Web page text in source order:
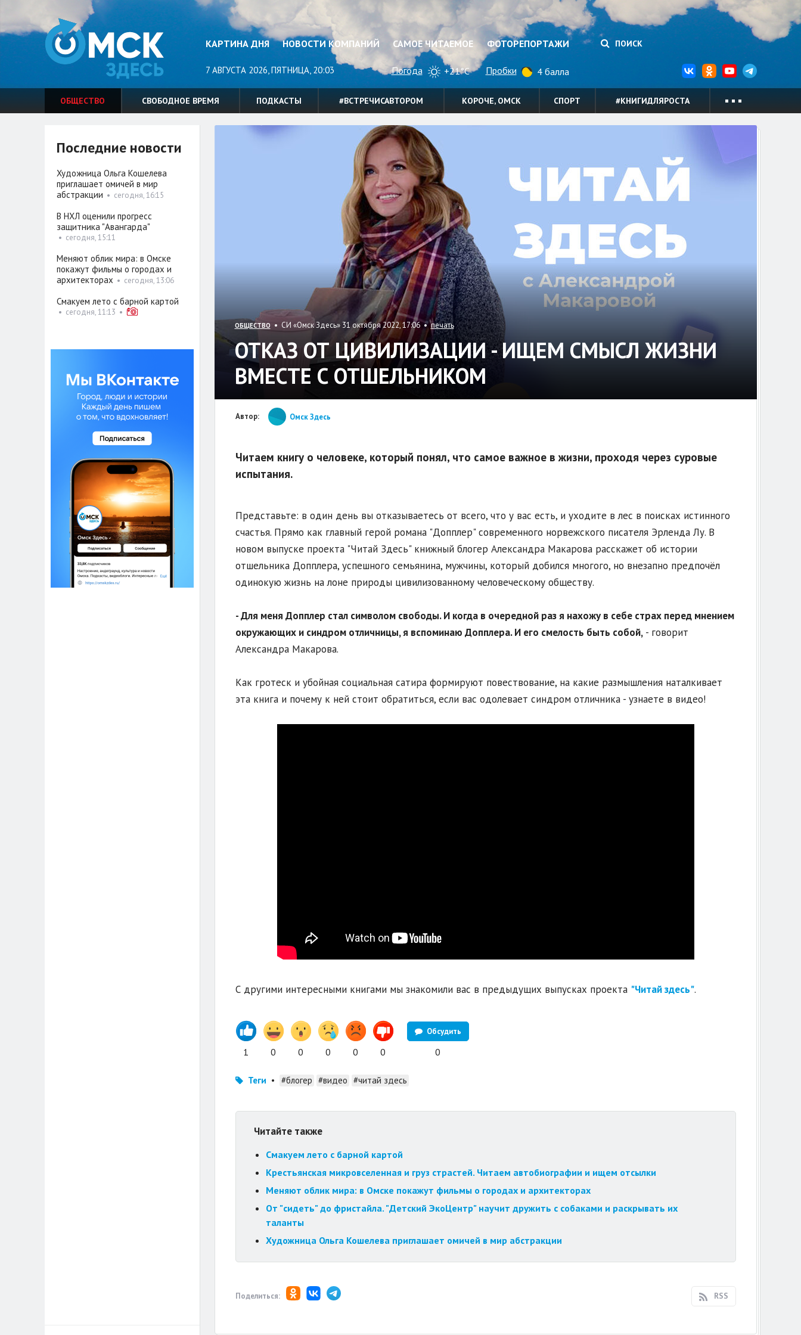
КАРТИНА ДНЯ НОВОСТИ КОМПАНИЙ САМОЕ ЧИТАЕМОЕ ФОТОРЕПОРТАЖИ ПОИСК
7 АВГУСТА 2026, ПЯТНИЦА, 20:03 Погода +21°C Пробки 4 балла
ОБЩЕСТВО СВОБОДНОЕ ВРЕМЯ ПОДКАСТЫ #ВСТРЕЧИСАВТОРОМ КОРОЧЕ, ОМСК СПОРТ #КНИГИДЛЯРОСТА
ОБЩЕСТВО • СИ «Омск Здесь» 31 октября 2022, 17:06 •печать
ОТКАЗ ОТ ЦИВИЛИЗАЦИИ - ИЩЕМ СМЫСЛ ЖИЗНИ
ВМЕСТЕ С ОТШЕЛЬНИКОМ
Автор: Омск Здесь
Читаем книгу о человеке, который понял, что самое важное в жизни, проходя через суровые
испытания.
Представьте: в один день вы отказываетесь от всего, что у вас есть, и уходите в лес в поисках истинного
счастья. Прямо как главный герой романа "Допплер" современного норвежского писателя Эрленда Лу. В
новом выпуске проекта "Читай Здесь" книжный блогер Александра Макарова расскажет об истории
отшельника Допплера, успешного семьянина, мужчины, который добился многого, но внезапно предпочёл
одинокую жизнь на лоне природы цивилизованному человеческому обществу.
- Для меня Допплер стал символом свободы. И когда в очередной раз я нахожу в себе страх перед мнением
окружающих и синдром отличницы, я вспоминаю Допплера. И его смелость быть собой,- говорит
Александра Макарова.
Как гротеск и убойная социальная сатира формируют повествование, на какие размышления наталкивает
эта книга и почему к ней стоит обратиться, если вас одолевает синдром отличника - узнаете в видео!
С другими интересными книгами мы знакомили вас в предыдущих выпусках проекта "Читай здесь".
1 0 0 0 0 0
Обсудить
0
Теги • #блогер #видео #читай здесь
Читайте также
Смакуем лето с барной картой
Крестьянская микровселенная и груз страстей. Читаем автобиографии и ищем отсылки
Меняют облик мира: в Омске покажут фильмы о городах и архитекторах
От "сидеть" до фристайла. "Детский ЭкоЦентр" научит дружить с собаками и раскрывать их
таланты
Художница Ольга Кошелева приглашает омичей в мир абстракции
Поделиться: RSS
Последние новости
Художница Ольга Кошелева
приглашает омичей в мир
абстракции • сегодня, 16:15
В НХЛ оценили прогресс
защитника "Авангарда"
• сегодня, 15:11
Меняют облик мира: в Омске
покажут фильмы о городах и
архитекторах • сегодня, 13:06
Смакуем лето с барной картой
• сегодня, 11:13 •